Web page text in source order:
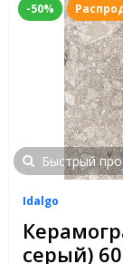
-50%
Быстрый
Idalgo
серый)